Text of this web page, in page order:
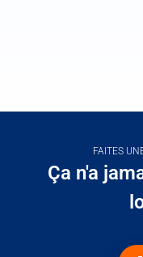
FAITES
Ça n'a